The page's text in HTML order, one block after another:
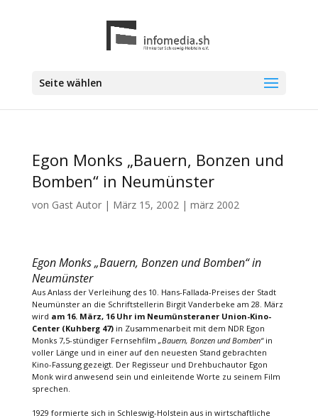
Seite wählen
Egon Monks „Bauern, Bonzen und
Bomben“ in Neumünster
von Gast Autor| März 15, 2002| märz 2002
Egon Monks „Bauern, Bonzen und Bomben“ in
Neumünster
Aus Anlass der Verleihung des 10. Hans-Fallada-Preises der Stadt
Neumünster an die Schriftstellerin Birgit Vanderbeke am 28. März
wird am 16. März, 16 Uhr im Neumünsteraner Union-Kino-
Center (Kuhberg 47)in Zusammenarbeit mit dem NDR Egon
Monks 7,5-stündiger Fernsehfilm „Bauern, Bonzen und Bomben“in
voller Länge und in einer auf den neuesten Stand gebrachten
Kino-Fassung gezeigt. Der Regisseur und Drehbuchautor Egon
Monk wird anwesend sein und einleitende Worte zu seinem Film
sprechen.
1929 formierte sich in Schleswig-Holstein aus in wirtschaftliche